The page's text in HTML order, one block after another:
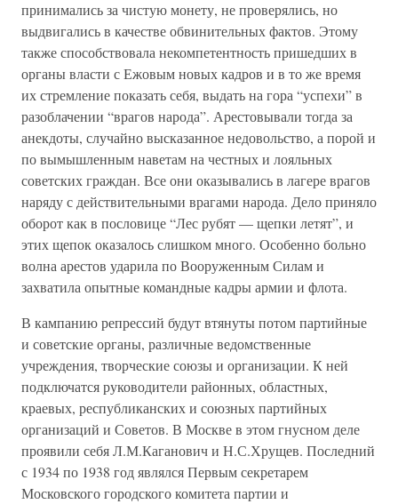
принимались за чистую монету, не проверялись, но
выдвигались в качестве обвинительных фактов. Этому
также способствовала некомпетентность пришедших в
органы власти с Ежовым новых кадров и в то же время
их стремление показать себя, выдать на гора “успехи” в
разоблачении “врагов народа”. Арестовывали тогда за
анекдоты, случайно высказанное недовольство, а порой и
по вымышленным наветам на честных и лояльных
советских граждан. Все они оказывались в лагере врагов
наряду с действительными врагами народа. Дело приняло
оборот как в пословице “Лес рубят — щепки летят”, и
этих щепок оказалось слишком много. Особенно больно
волна арестов ударила по Вооруженным Силам и
захватила опытные командные кадры армии и флота.
В кампанию репрессий будут втянуты потом партийные
и советские органы, различные ведомственные
учреждения, творческие союзы и организации. К ней
подключатся руководители районных, областных,
краевых, республиканских и союзных партийных
организаций и Советов. В Москве в этом гнусном деле
проявили себя Л.М.Каганович и Н.С.Хрущев. Последний
с 1934 по 1938 год являлся Первым секретарем
Московского городского комитета партии и